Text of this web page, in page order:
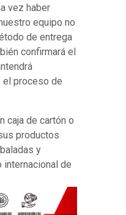
vez haber
equipo no
de entrega
confirmará el
el proceso de
caja de cartón o
productos
y
internacional de